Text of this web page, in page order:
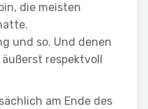
die meisten
und so. Und denen
respektvoll
am Ende des